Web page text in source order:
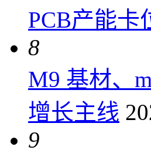
PCB产能卡
8
M9 基材、
增长主线
9